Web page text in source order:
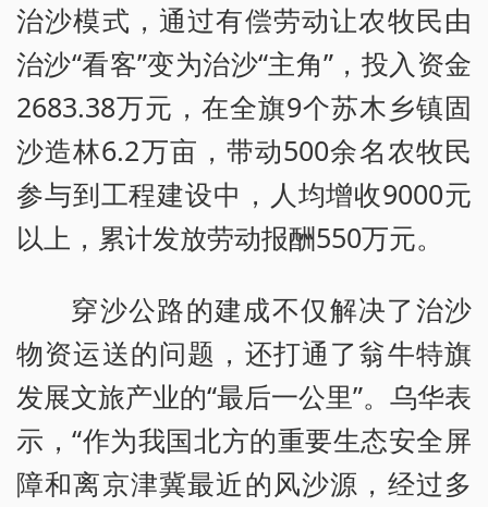
治沙模式，通过有偿劳动让农牧民由
治沙“看客”变为治沙“主角”，投入资金
2683.38万元，在全旗9个苏木乡镇固
沙造林6.2万亩，带动500余名农牧民
参与到工程建设中，人均增收9000元
以上，累计发放劳动报酬550万元。
穿沙公路的建成不仅解决了治沙
物资运送的问题，还打通了翁牛特旗
发展文旅产业的“最后一公里”。乌华表
示，“作为我国北方的重要生态安全屏
障和离京津冀最近的风沙源，经过多